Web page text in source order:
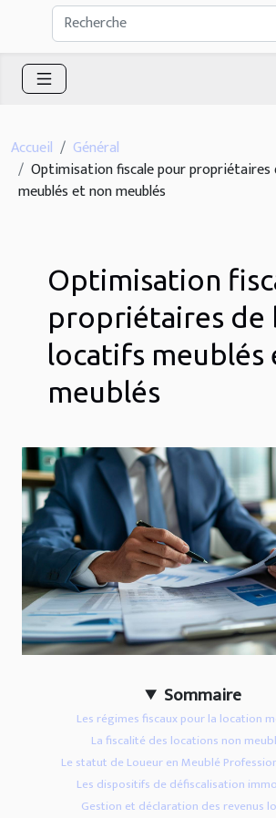
Accueil
Général
Optimisation fiscale pour propriétaires
meublés et non meublés
Optimisation
propriétaires de
locatifs meublés
meublés
Sommaire
Les régimes fiscaux pour la location
La fiscalité des locations non
Le statut de Loueur en Meublé
Les dispositifs de défiscalisation
Gestion et déclaration des revenus